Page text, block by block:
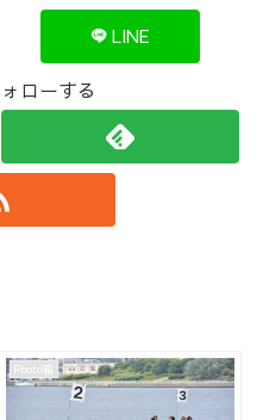
LINE
ローする
Photo箱